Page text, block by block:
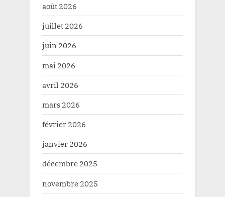
août 2026
juillet 2026
juin 2026
mai 2026
avril 2026
mars 2026
février 2026
janvier 2026
décembre 2025
novembre 2025